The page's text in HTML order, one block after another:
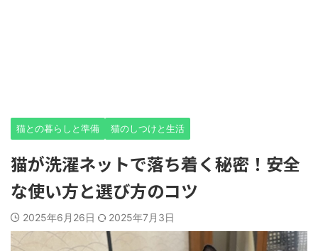
猫との暮らしと準備 猫のしつけと生活
猫が洗濯ネットで落ち着く秘密！安全
な使い方と選び方のコツ
2025年6月26日 2025年7月3日